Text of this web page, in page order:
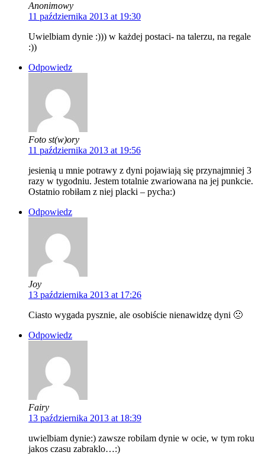
Anonimowy
11 października 2013 at 19:30
Uwielbiam dynie :))) w każdej postaci- na talerzu, na regale
:))
Odpowiedz
Foto st(w)ory
11 października 2013 at 19:56
jesienią u mnie potrawy z dyni pojawiają się przynajmniej 3
razy w tygodniu. Jestem totalnie zwariowana na jej punkcie.
Ostatnio robiłam z niej placki – pycha:)
Odpowiedz
Joy
13 października 2013 at 17:26
Ciasto wygada pysznie, ale osobiście nienawidzę dyni 🙁
Odpowiedz
Fairy
13 października 2013 at 18:39
uwielbiam dynie:) zawsze robilam dynie w ocie, w tym roku
jakos czasu zabraklo…:)